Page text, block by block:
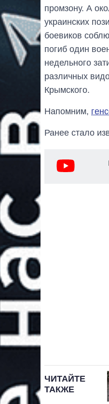
промзону. А
украинских
боевиков
погиб один
недельного
различных
Крымского.
Напомним,
Ранее стало
ЧИТАЙТЕ
ТАКЖЕ